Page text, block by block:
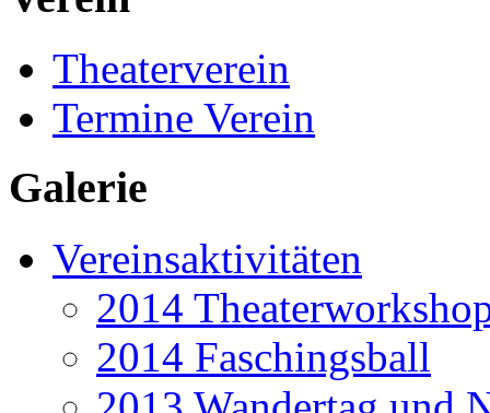
Theaterverein
Termine Verein
Galerie
Vereinsaktivitäten
2014
2014 Faschingsball